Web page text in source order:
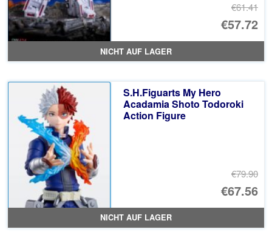
€61.41
€57.72
NICHT AUF LAGER
S.H.Figuarts My Hero
Acadamia Shoto Todoroki
Action Figure
€79.90
€67.56
NICHT AUF LAGER